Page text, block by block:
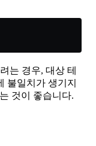
는 경우, 대상 테
불일치가 생기지
것이 좋습니다.